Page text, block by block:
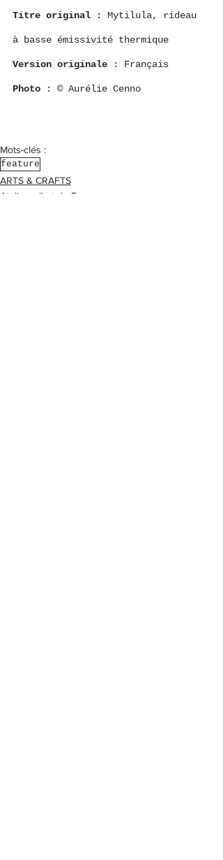
Titre original : Mytilula, rideau
à basse émissivité thermique
Version originale : Français
Photo : © Aurélie Cenno
Mots-clés :
feature
ARTS & CRAFTS
Ateliers d'art de France